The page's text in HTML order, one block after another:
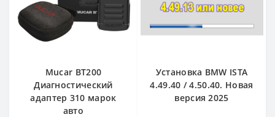
Mucar BT200
Диагностический
адаптер 310 марок
авто
Установка BMW ISTA
4.49.40 / 4.50.40. Новая
версия 2025